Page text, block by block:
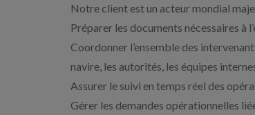
Notre client est un acteur mondial
Préparer les documents nécessaires à
Coordonner l’ensemble des
navire, les autorités, les équipes
Assurer le suivi en temps réel des
Gérer les demandes opérationnelles